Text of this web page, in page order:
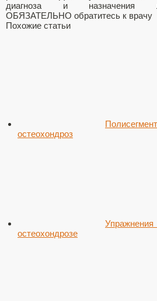
диагноза и назначения
ОБЯЗАТЕЛЬНО обратитесь к врачу
Похожие статьи
остеохондроз
остеохондрозе